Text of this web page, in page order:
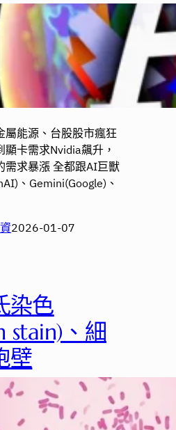
屬能源、台股股市瘋狂
卡需求Nvidia飆升，
需求暴漲 全都跟AI巨獸
、Gemini(Google)、
2026-01-07
染色
stain)、細
壁